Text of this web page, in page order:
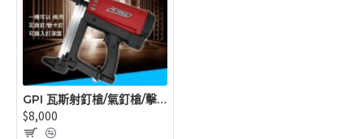
GPI 瓦斯射釘槍/氣釘槍/擊釘槍/(買槍.送1000枚釘+1瓶瓦斯罐)(不可超商取貨)
$8,000